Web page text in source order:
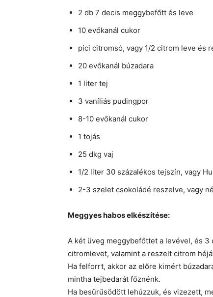
2 db 7 decis meggybefőtt és leve
10 evőkanál cukor
pici citromsó, vagy 1/2 citrom leve és
20 evőkanál búzadara
1 liter tej
3 vaníliás pudingpor
8-10 evőkanál cukor
1 tojás
25 dkg vaj
1/2 liter 30 százalékos tejszín, vagy
2-3 szelet csokoládé reszelve, vagy
Meggyes habos elkészítése:
A két üveg meggybefőttet a levével, és
citromlevet, valamint a reszelt citrom
Ha felforrt, akkor az előre kimért
mintha tejbedarát főznénk.
Ha besűrűsödött lehúzzuk, és vizezett,